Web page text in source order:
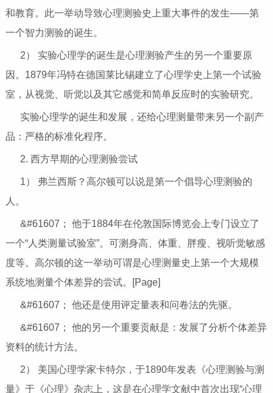
和教育。此一举动导致心理测验史上重大事件的发生——第
一个智力测验的诞生。
2） 实验心理学的诞生是心理测验产生的另一个重要原
因。1879年冯特在德国莱比锡建立了心理学史上第一个试验
室，从视觉、听觉以及其它感觉和简单反应时的实验研究。
实验心理学的诞生和发展，还给心理测量带来另一个副产
品：严格的标准化程序。
2. 西方早期的心理测验尝试
1） 弗兰西斯？高尔顿可以说是第一个倡导心理测验的
人。
&#61607； 他于1884年在伦敦国际博览会上专门设立了
一个“人类测量试验室”。可测身高、体重、胖瘦、视听觉敏感
度等。高尔顿的这一举动可谓是心理测量史上第一个大规模
系统地测量个体差异的尝试。[Page]
&#61607； 他还是使用评定量表和问卷法的先驱。
&#61607； 他的另一个重要贡献是：发展了分析个体差异
资料的统计方法。
2） 美国心理学家卡特尔，于1890年发表《心理测验与测
量》于《心理》杂志上，这是在心理学文献中首次出现“心理